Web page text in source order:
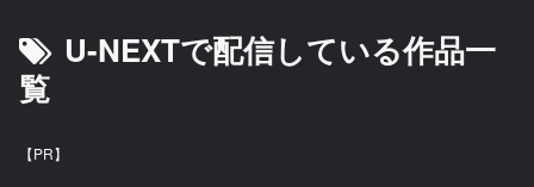
U-NEXTで配信している作品一
覧
【PR】